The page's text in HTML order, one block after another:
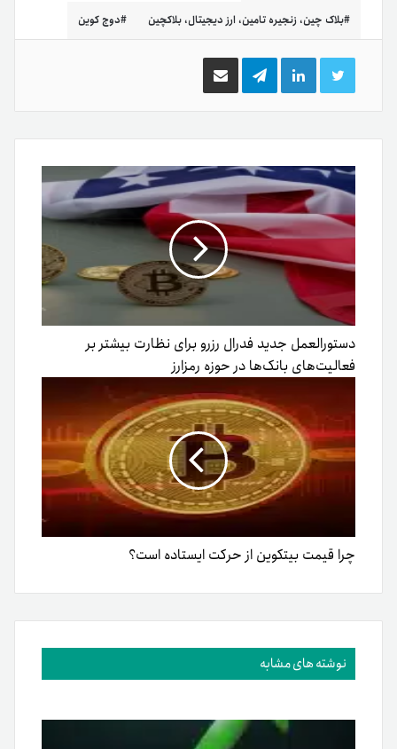
بلاک چین، زنجیره تامین، ارز دیجیتال، بلاکچین دوج کوین
توییتر لینکدینتلگرام اشتراک
گذاری
ایمیل
دستورالعمل جدید فدرال رزرو برای نظارت بیشتر بر
فعالیت‌های بانک‌ها در حوزه رمزارز
چرا قیمت بیتکوین از حرکت ایستاده است؟
نوشته های مشابه